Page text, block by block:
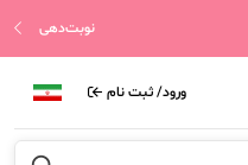
نوبت‌دهی
ورود/ ثبت نام